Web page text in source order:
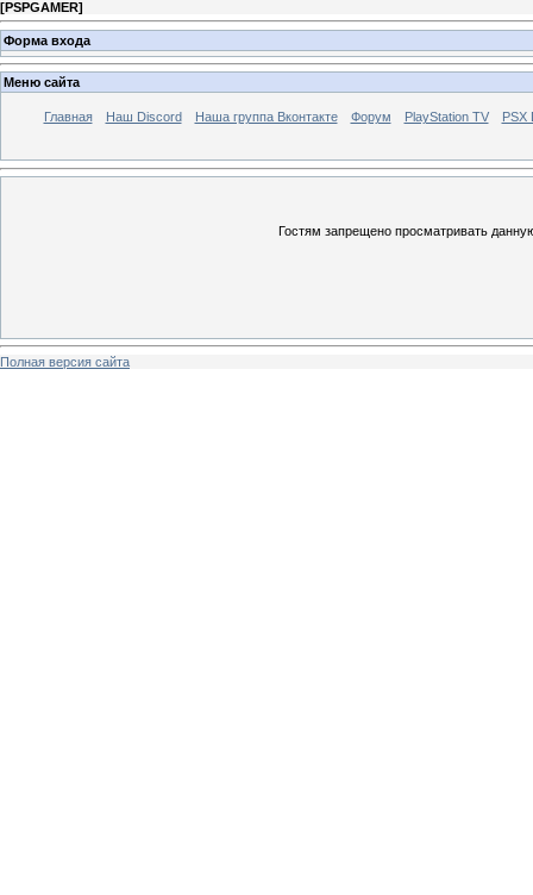
[PSPGAMER]
Форма входа
Меню сайта
Главная Наш Discord Наша группа Вконтакте Форум PlayStation TV PSX
Гостям запрещено просматривать
Полная версия сайта